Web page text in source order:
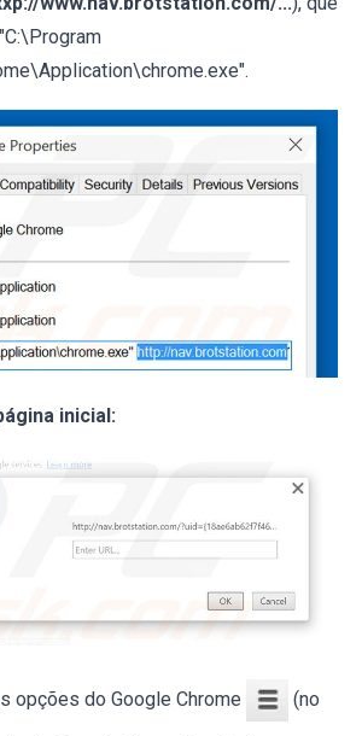
inicial:
opções do Google Chrome (no